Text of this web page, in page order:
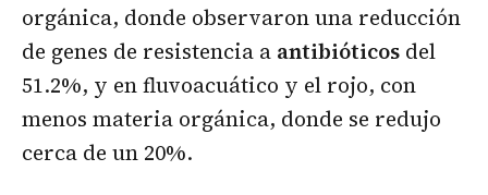
orgánica, donde observaron una reducción
de genes de resistencia a antibióticos del
51.2%, y en fluvoacuático y el rojo, con
menos materia orgánica, donde se redujo
cerca de un 20%.